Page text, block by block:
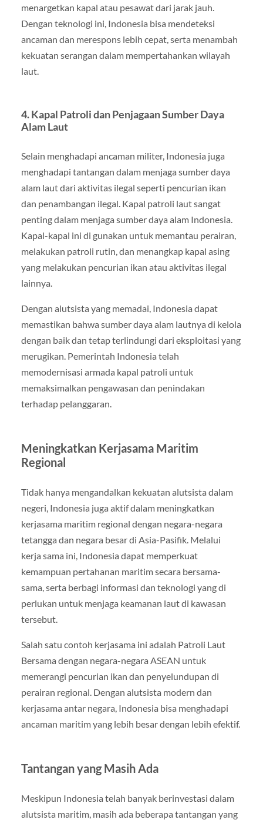
menargetkan kapal atau pesawat dari jarak jauh.
Dengan teknologi ini, Indonesia bisa mendeteksi
ancaman dan merespons lebih cepat, serta menambah
kekuatan serangan dalam mempertahankan wilayah
laut.
4. Kapal Patroli dan Penjagaan Sumber Daya
Alam Laut
Selain menghadapi ancaman militer, Indonesia juga
menghadapi tantangan dalam menjaga sumber daya
alam laut dari aktivitas ilegal seperti pencurian ikan
dan penambangan ilegal. Kapal patroli laut sangat
penting dalam menjaga sumber daya alam Indonesia.
Kapal-kapal ini di gunakan untuk memantau perairan,
melakukan patroli rutin, dan menangkap kapal asing
yang melakukan pencurian ikan atau aktivitas ilegal
lainnya.
Dengan alutsista yang memadai, Indonesia dapat
memastikan bahwa sumber daya alam lautnya di kelola
dengan baik dan tetap terlindungi dari eksploitasi yang
merugikan. Pemerintah Indonesia telah
memodernisasi armada kapal patroli untuk
memaksimalkan pengawasan dan penindakan
terhadap pelanggaran.
Meningkatkan Kerjasama Maritim
Regional
Tidak hanya mengandalkan kekuatan alutsista dalam
negeri, Indonesia juga aktif dalam meningkatkan
kerjasama maritim regional dengan negara-negara
tetangga dan negara besar di Asia-Pasifik. Melalui
kerja sama ini, Indonesia dapat memperkuat
kemampuan pertahanan maritim secara bersama-
sama, serta berbagi informasi dan teknologi yang di
perlukan untuk menjaga keamanan laut di kawasan
tersebut.
Salah satu contoh kerjasama ini adalah Patroli Laut
Bersama dengan negara-negara ASEAN untuk
memerangi pencurian ikan dan penyelundupan di
perairan regional. Dengan alutsista modern dan
kerjasama antar negara, Indonesia bisa menghadapi
ancaman maritim yang lebih besar dengan lebih efektif.
Tantangan yang Masih Ada
Meskipun Indonesia telah banyak berinvestasi dalam
alutsista maritim, masih ada beberapa tantangan yang